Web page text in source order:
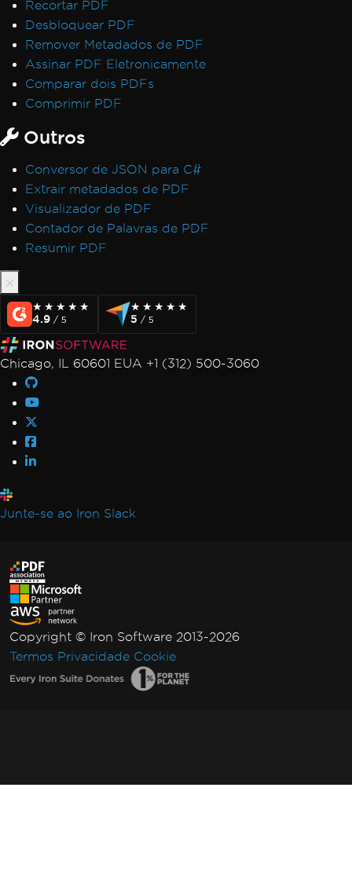
Recortar PDF
Desbloquear PDF
Remover Metadados de PDF
Assinar PDF Eletronicamente
Comparar dois PDFs
Comprimir PDF
Outros
Conversor de JSON para C#
Extrair metadados de PDF
Visualizador de PDF
Contador de Palavras de PDF
Resumir PDF
★★★★★
★★★★★
4.9 / 5
★★★★★
★★★★★
5 / 5
Chicago, IL 60601 EUA +1 (312) 500-3060
Junte-se ao Iron Slack
Copyright © Iron Software 2013-2026
Termos Privacidade Cookie